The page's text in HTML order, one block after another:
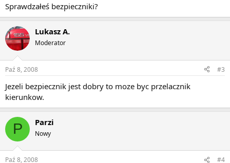
Sprawdzałeś bezpieczniki?
Lukasz A.
Moderator
Paź 8, 2008 #3
Jezeli bezpiecznik jest dobry to moze byc przelacznik
kierunkow.
P Parzi
Nowy
Paź 8, 2008 #4